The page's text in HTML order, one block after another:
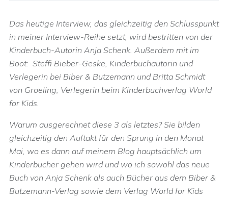
Das heutige Interview, das gleichzeitig den Schlusspunkt
in meiner Interview-Reihe setzt, wird bestritten von der
Kinderbuch-Autorin Anja Schenk. Außerdem mit im
Boot: Steffi Bieber-Geske, Kinderbuchautorin und
Verlegerin bei Biber & Butzemann und Britta Schmidt
von Groeling, Verlegerin beim Kinderbuchverlag World
for Kids.
Warum ausgerechnet diese 3 als letztes? Sie bilden
gleichzeitig den Auftakt für den Sprung in den Monat
Mai, wo es dann auf meinem Blog hauptsächlich um
Kinderbücher gehen wird und wo ich sowohl das neue
Buch von Anja Schenk als auch Bücher aus dem Biber &
Butzemann-Verlag sowie dem Verlag World for Kids